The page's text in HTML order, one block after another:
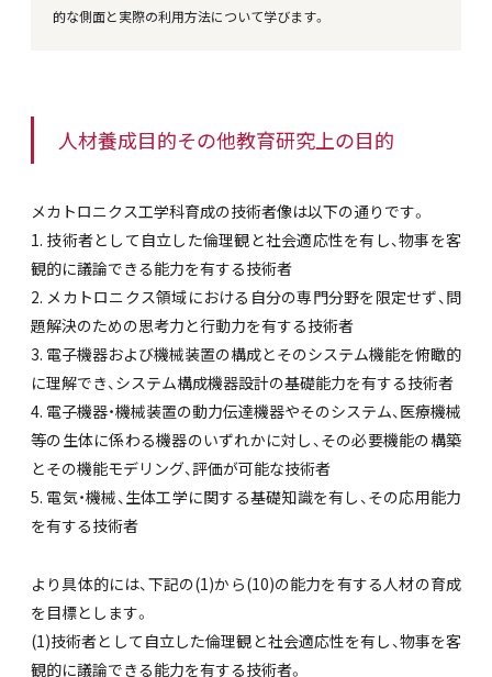
的な側面と実際の利用方法について学びます。
人材養成目的その他教育研究上の目的
メカトロニクス工学科育成の技術者像は以下の通りです。
1. 技術者として自立した倫理観と社会適応性を有し、物事を客
観的に議論できる能力を有する技術者
2. メカトロニクス領域における自分の専門分野を限定せず、問
題解決のための思考力と行動力を有する技術者
3. 電子機器および機械装置の構成とそのシステム機能を俯瞰的
に理解でき、システム構成機器設計の基礎能力を有する技術者
4. 電子機器・機械装置の動力伝達機器やそのシステム、医療機械
等の生体に係わる機器のいずれかに対し、その必要機能の構築
とその機能モデリング、評価が可能な技術者
5. 電気・機械、生体工学に関する基礎知識を有し、その応用能力
を有する技術者
より具体的には、下記の(1)から(10)の能力を有する人材の育成
を目標とします。
(1)技術者として自立した倫理観と社会適応性を有し、物事を客
観的に議論できる能力を有する技術者。